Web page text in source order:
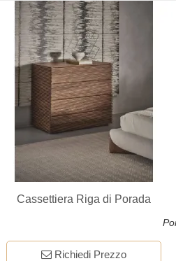
Cassettiera Riga di Porada
Richiedi Prezzo